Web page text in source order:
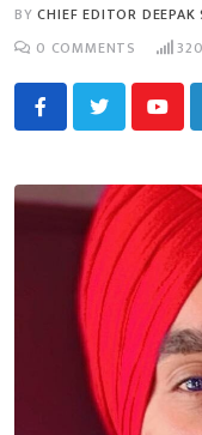
BYCHIEF EDITOR DEEPAK
0 COMMENTS 320